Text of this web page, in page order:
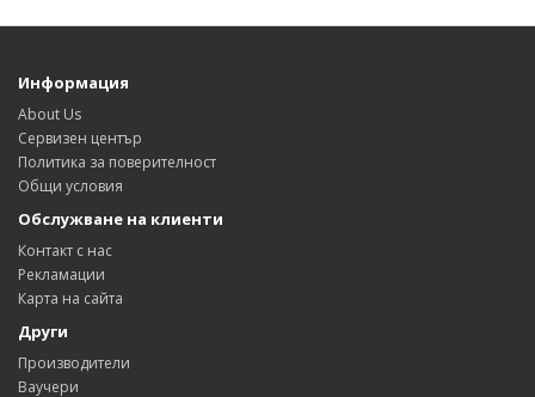
Информация
About Us
Сервизен център
Политика за поверителност
Общи условия
Обслужване на клиенти
Контакт с нас
Рекламации
Карта на сайта
Други
Производители
Ваучери